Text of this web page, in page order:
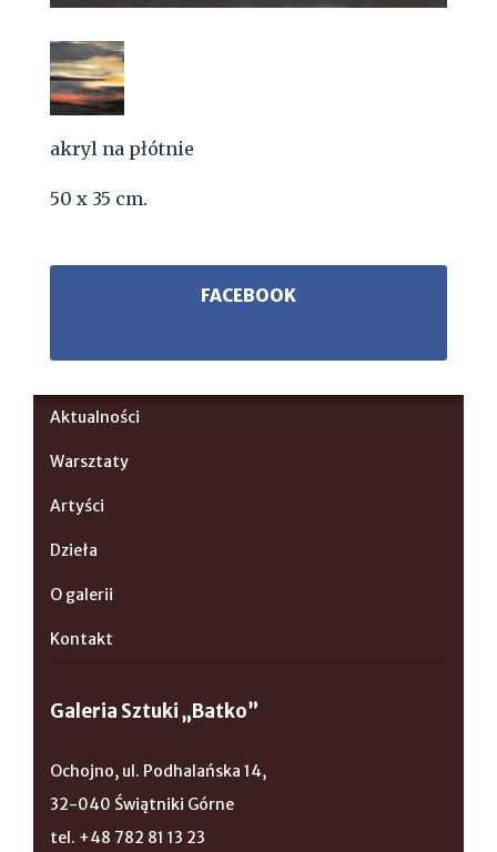
akryl na płótnie
50 x 35 cm.
FACEBOOK
Aktualności
Warsztaty
Artyści
Dzieła
O galerii
Kontakt
Galeria Sztuki „Batko”
Ochojno, ul. Podhalańska 14,
32-040 Świątniki Górne
tel. +48 782 81 13 23